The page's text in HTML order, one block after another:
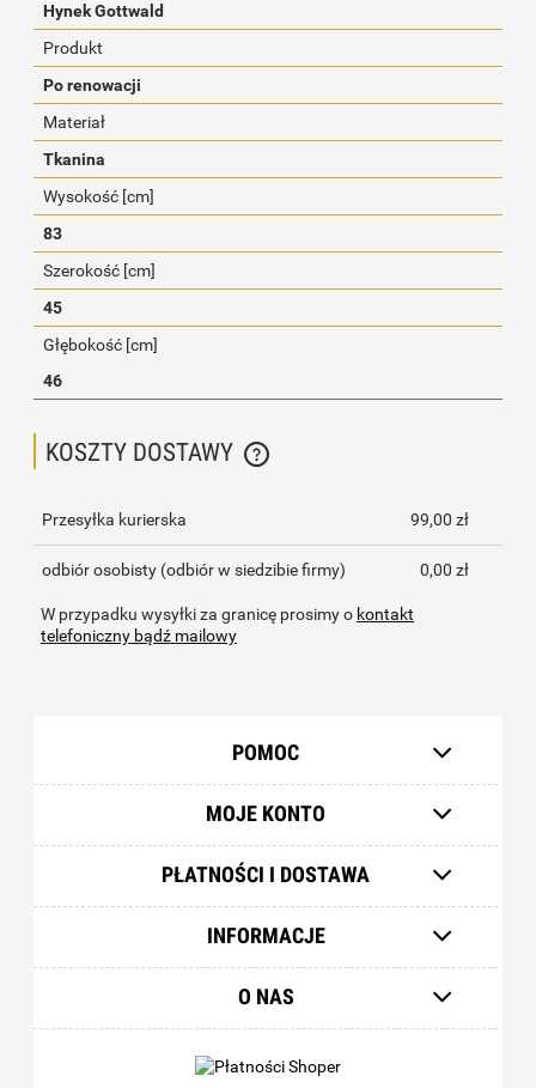
Hynek Gottwald
Produkt
Po renowacji
Materiał
Tkanina
Wysokość [cm]
83
Szerokość [cm]
45
Głębokość [cm]
46
KOSZTY DOSTAWY
CENA NIE ZAWIERA EWENTUALNYCH KOSZTÓW PŁATNOŚCI
Przesyłka kurierska 99,00 zł
odbiór osobisty (odbiór w siedzibie firmy) 0,00 zł
W przypadku wysyłki za granicę prosimy o kontakt
telefoniczny bądź mailowy
POMOC
MOJE KONTO
PŁATNOŚCI I DOSTAWA
INFORMACJE
O NAS